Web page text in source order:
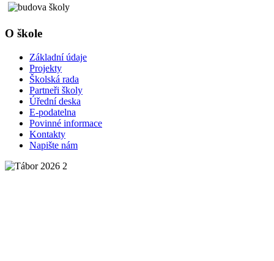
O škole
Základní údaje
Projekty
Školská rada
Partneři školy
Úřední deska
E-podatelna
Povinné informace
Kontakty
Napište nám